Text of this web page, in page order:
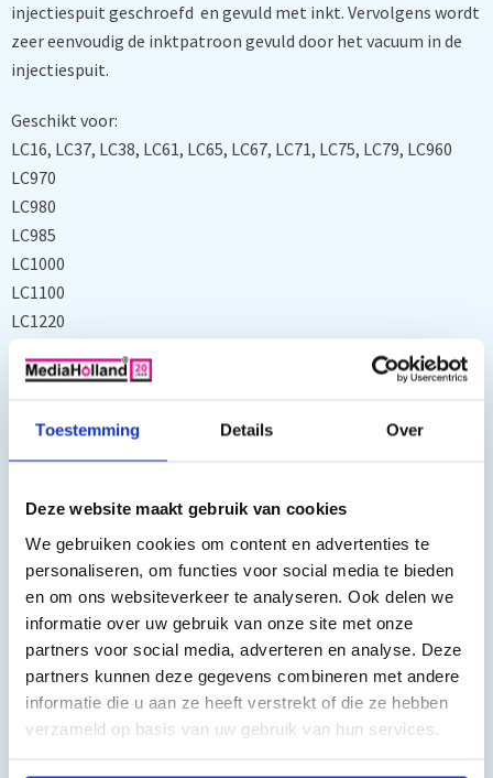
Toestemming Details Over
Deze website maakt gebruik van cookies
We gebruiken cookies om content en advertenties te
personaliseren, om functies voor social media te bieden
en om ons websiteverkeer te analyseren. Ook delen we
informatie over uw gebruik van onze site met onze
partners voor social media, adverteren en analyse. Deze
partners kunnen deze gegevens combineren met andere
informatie die u aan ze heeft verstrekt of die ze hebben
verzameld op basis van uw gebruik van hun services.
injectiespuit geschroefd en gevuld met inkt. Vervolgens wordt
zeer eenvoudig de inktpatroon gevuld door het vacuum in de
injectiespuit.
Geschikt voor:
LC16, LC37, LC38, LC61, LC65, LC67, LC71, LC75, LC79, LC960
LC970
LC980
LC985
LC1000
LC1100
LC1220
LC1280
deze inktpatronen heeft u een resetter nodig voor het
resetten van de chip)